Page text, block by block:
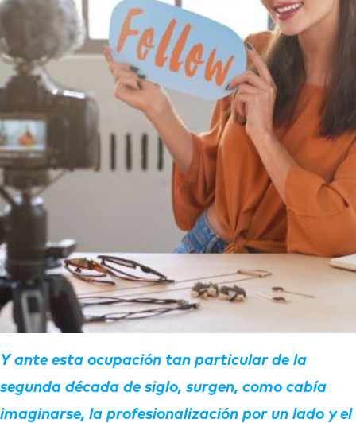
Y ante esta ocupación tan particular de la
segunda década de siglo, surgen, como cabía
imaginarse, la profesionalización por un lado y el